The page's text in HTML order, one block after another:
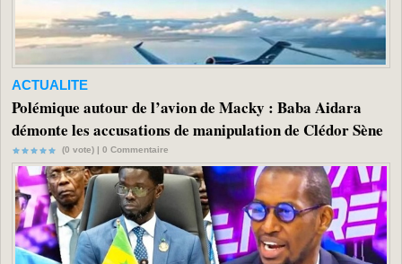
ACTUALITE
Polémique autour de l’avion de Macky : Baba Aidara
démonte les accusations de manipulation de Clédor Sène
(0 vote) | 0 Commentaire